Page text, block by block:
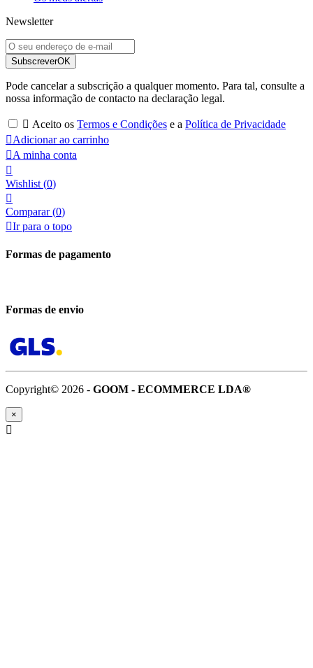
Newsletter
SubscreverOK
Pode cancelar a subscrição a qualquer momento. Para tal, consulte a
nossa informação de contacto na declaração legal.
 Aceito os Termos e Condições e a Política de Privacidade
Adicionar ao carrinho
A minha conta

Wishlist (0)

Comparar (0)
Ir para o topo
Formas de pagamento
Formas de envio
Copyright© 2026 - GOOM - ECOMMERCE LDA®
×
